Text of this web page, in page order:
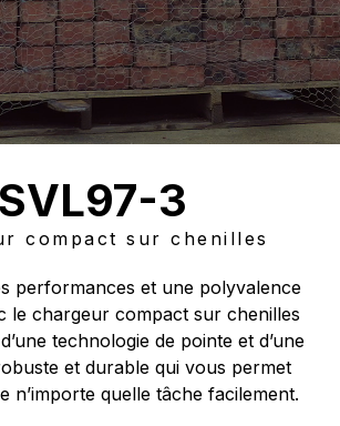
SVL97-3
compact sur chenilles
performances et une polyvalence
le chargeur compact sur chenilles
technologie de pointe et d’une
et durable qui vous permet
n’importe quelle tâche facilement.